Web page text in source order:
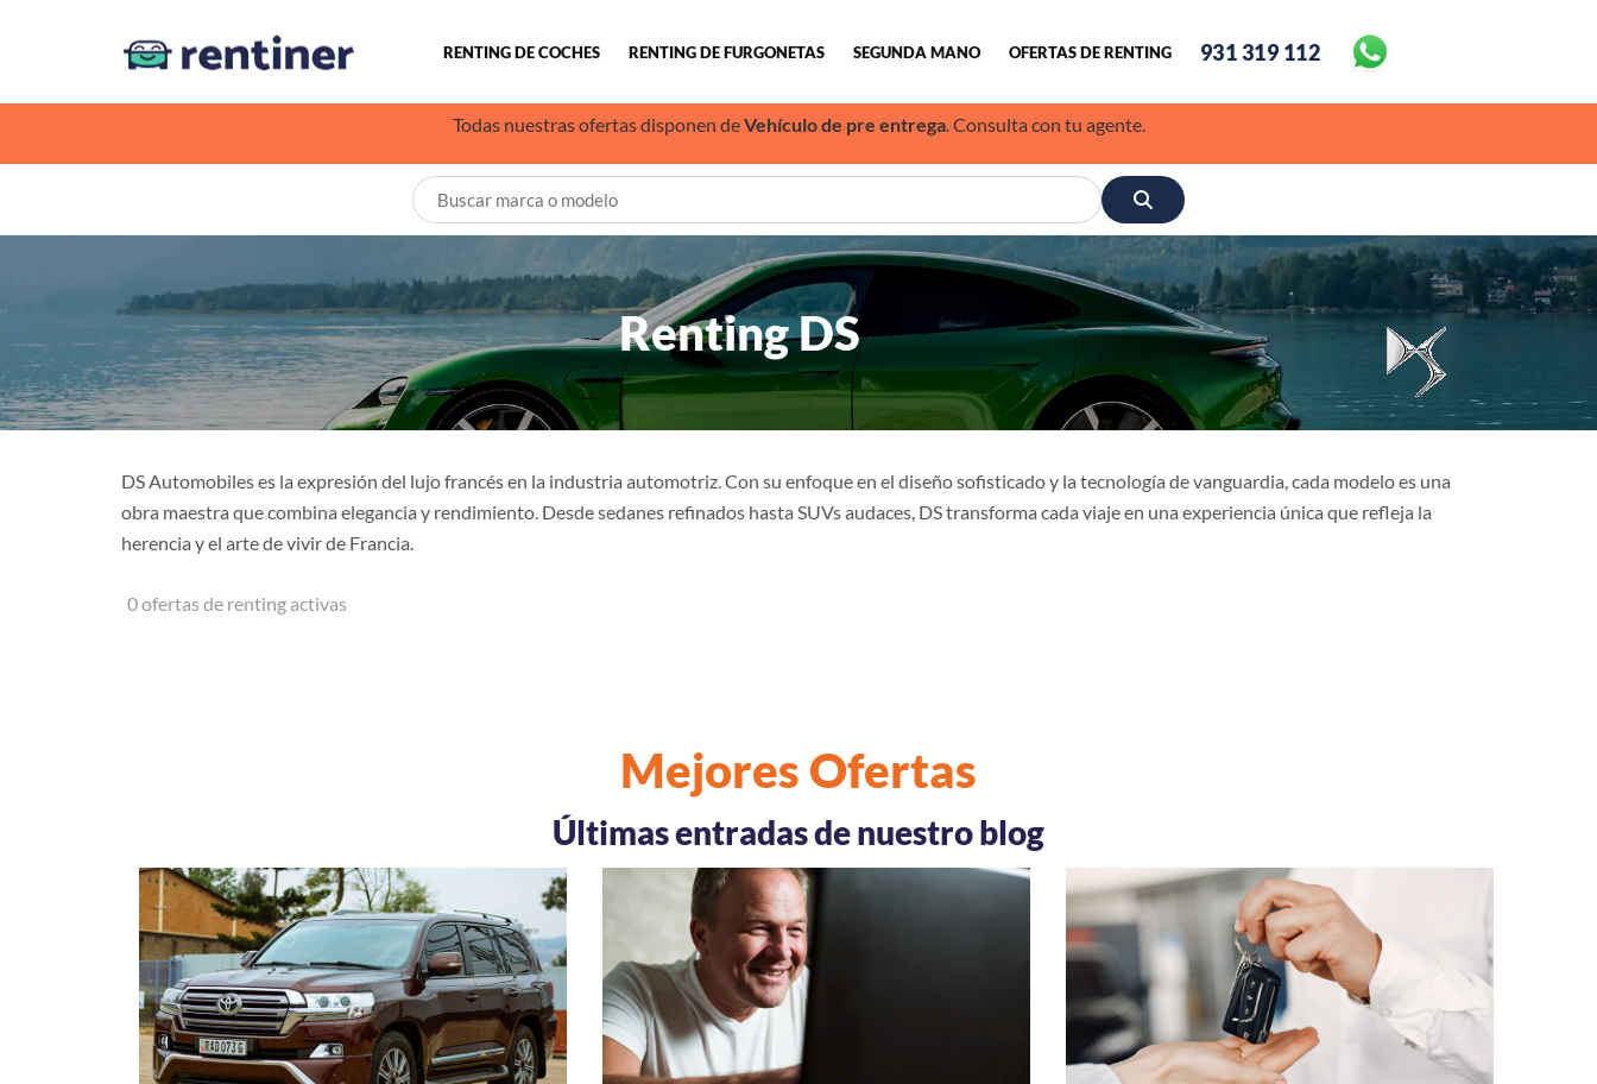
RENTING DE COCHES RENTING DE FURGONETAS SEGUNDA MANO OFERTAS DE RENTING 931 319 112
Todas nuestras ofertas disponen deVehículo de pre entrega. Consulta con tu agente.
Renting DS
DS Automobiles es la expresión del lujo francés en la industria automotriz. Con su enfoque en el diseño sofisticado y la tecnología de vanguardia, cada modelo es una
obra maestra que combina elegancia y rendimiento. Desde sedanes refinados hasta SUVs audaces, DS transforma cada viaje en una experiencia única que refleja la
herencia y el arte de vivir de Francia.
0 ofertas de renting activas
Mejores Ofertas
Últimas entradas de nuestro blog